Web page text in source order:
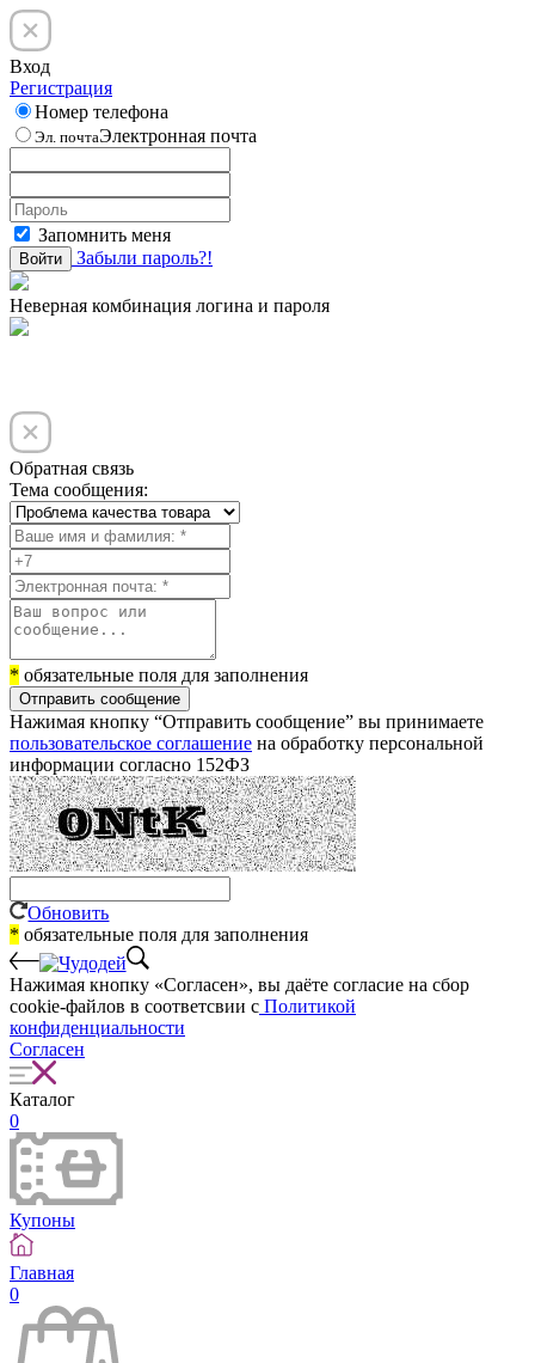
Вход
Регистрация
Номер телефона
Эл. почтаЭлектронная почта
Запомнить меня
Войти Забыли пароль?!
Неверная комбинация логина и пароля
Обратная связь
Тема сообщения:
* обязательные поля для заполнения
Отправить сообщение
Нажимая кнопку “Отправить сообщение” вы принимаете
пользовательское соглашение на обработку персональной
информации согласно 152ФЗ
Обновить
* обязательные поля для заполнения
Нажимая кнопку «Согласен», вы даёте cогласие на сбор
cookie-файлов в соответсвии с Политикой
конфиденциальности
Согласен
Каталог
0
Купоны
Главная
0